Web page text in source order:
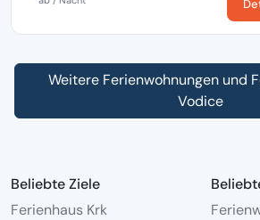
Weitere Ferienwohnungen und
Vodice
Beliebte Ziele
Ferienhaus Krk